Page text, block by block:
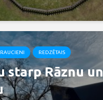
REDZĒTAIS
starp Rāznu un